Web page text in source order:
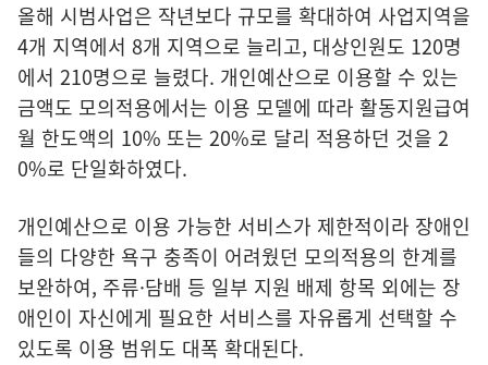
올해 시범사업은 작년보다 규모를 확대하여 사업지역을
4개 지역에서 8개 지역으로 늘리고, 대상인원도 120명
에서 210명으로 늘렸다. 개인예산으로 이용할 수 있는
금액도 모의적용에서는 이용 모델에 따라 활동지원급여
월 한도액의 10% 또는 20%로 달리 적용하던 것을 2
0%로 단일화하였다.
개인예산으로 이용 가능한 서비스가 제한적이라 장애인
들의 다양한 욕구 충족이 어려웠던 모의적용의 한계를
보완하여, 주류·담배 등 일부 지원 배제 항목 외에는 장
애인이 자신에게 필요한 서비스를 자유롭게 선택할 수
있도록 이용 범위도 대폭 확대된다.